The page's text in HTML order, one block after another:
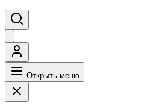
Открыть меню